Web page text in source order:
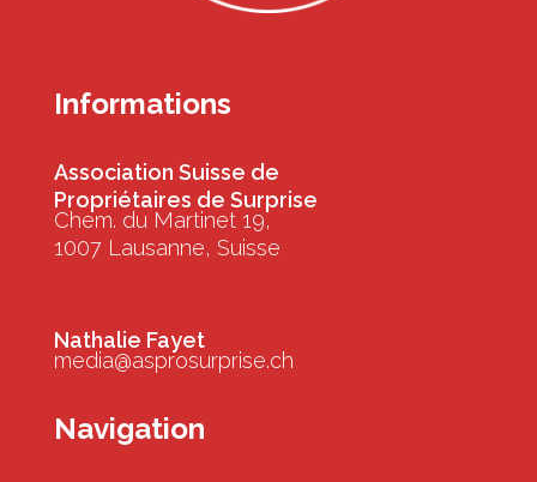
Informations
Association Suisse de
Propriétaires de Surprise
Chem. du Martinet 19,
1007 Lausanne, Suisse
Nathalie Fayet
media@asprosurprise.ch
Navigation